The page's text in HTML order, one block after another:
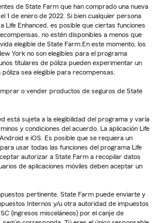
de State Farm que han comprado una nueva
1 de enero de 2022. Si bien cualquier persona
Life Enhanced, es posible que ciertas funciones
no estén disponibles a menos que
elegible de State Farm.En este momento, los
York no son elegibles para el programa
titulares de póliza pueden experimentar un
sea elegible para recompensas.
o vender productos de seguros de State
está sujeta a la elegibilidad del programa y varía
y condiciones del acuerdo. La aplicación Life
e iOS. Es posible que se requiera un
usar todas las funciones del programa Life
autorizar a State Farm a recopilar datos
de aplicaciones móviles deben aceptar un
pertinente, State Farm puede enviarte y
Internos y/u otra autoridad de impuestos
(ingresos misceláneos) por el canje de